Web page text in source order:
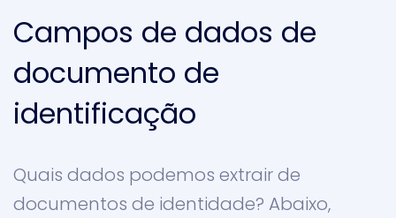
Campos de dados de
documento de
identificação
Quais dados podemos extrair de
documentos de identidade? Abaixo,